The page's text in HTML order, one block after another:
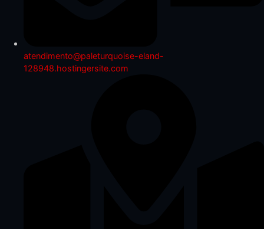
atendimento@paleturquoise-eland-
128948.hostingersite.com